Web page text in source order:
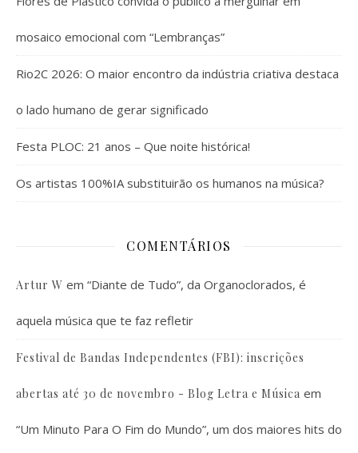
mosaico emocional com “Lembranças”
Rio2C 2026: O maior encontro da indústria criativa destaca
o lado humano de gerar significado
Festa PLOC: 21 anos – Que noite histórica!
Os artistas 100%IA substituirão os humanos na música?
COMENTÁRIOS
Artur W em “Diante de Tudo”, da Organoclorados, é
aquela música que te faz refletir
Festival de Bandas Independentes (FBI): inscrições
abertas até 30 de novembro - Blog Letra e Música em
“Um Minuto Para O Fim do Mundo”, um dos maiores hits do